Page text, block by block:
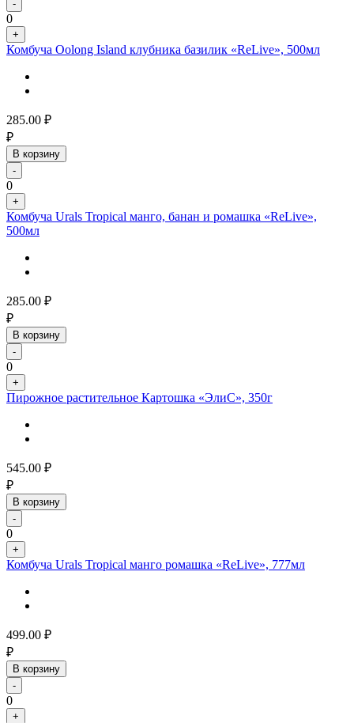
-
0
+
Комбуча Oolong Island клубника базилик «ReLive», 500мл
285.00 ₽
₽
В корзину
-
0
+
Комбуча Urals Tropical манго, банан и ромашка «ReLive»,
500мл
285.00 ₽
₽
В корзину
-
0
+
Пирожное растительное Картошка «ЭлиС», 350г
545.00 ₽
₽
В корзину
-
0
+
Комбуча Urals Tropical манго ромашка «ReLive», 777мл
499.00 ₽
₽
В корзину
-
0
+